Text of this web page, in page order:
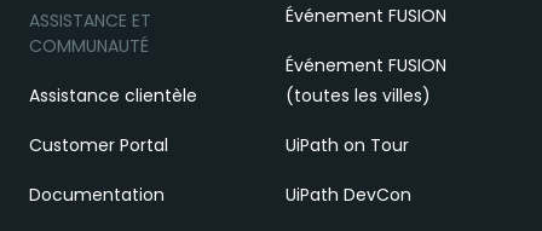
ASSISTANCE ET
COMMUNAUTÉ
Assistance clientèle
Customer Portal
Documentation
Événement FUSION
Événement FUSION
(toutes les villes)
UiPath on Tour
UiPath DevCon